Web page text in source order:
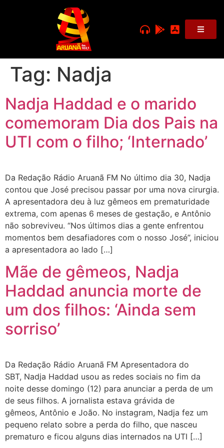
Tag: Nadja
Nadja Haddad e o marido
comemoram Dia dos Pais na
UTI com o filho; ‘Internado’
Da Redação Rádio Aruanã FM No último dia 30, Nadja
contou que José precisou passar por uma nova cirurgia.
A apresentadora deu à luz gêmeos em prematuridade
extrema, com apenas 6 meses de gestação, e Antônio
não sobreviveu. “Nos últimos dias a gente enfrentou
momentos bem desafiadores com o nosso José”, iniciou
a apresentadora ao lado […]
Mãe de gêmeos, Nadja
Haddad anuncia morte de
um dos filhos: ‘Ainda sem
sorriso’
Da Redação Rádio Aruanã FM Apresentadora do
SBT, Nadja Haddad usou as redes sociais no fim da
noite desse domingo (12) para anunciar a perda de um
de seus filhos. A jornalista estava grávida de
gêmeos, Antônio e João. No instagram, Nadja fez um
pequeno relato sobre a perda do filho, que nasceu
prematuro e ficou alguns dias internados na UTI […]